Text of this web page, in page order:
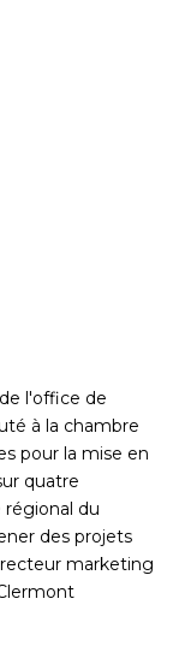
l'office de
à la chambre
pour la mise en
quatre
du
des projets
marketing